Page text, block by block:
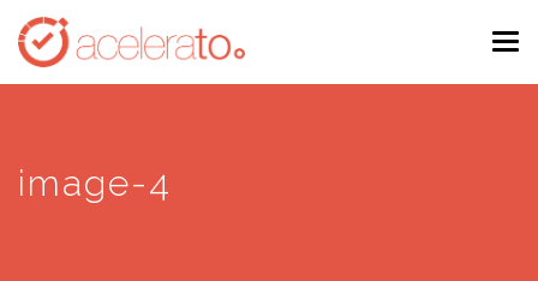
Skip
main
image-4